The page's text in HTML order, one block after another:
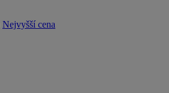
Nejvyšší cena